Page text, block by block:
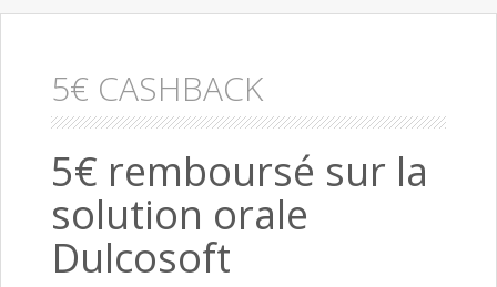
5€ CASHBACK
5€ remboursé sur la
solution orale
Dulcosoft